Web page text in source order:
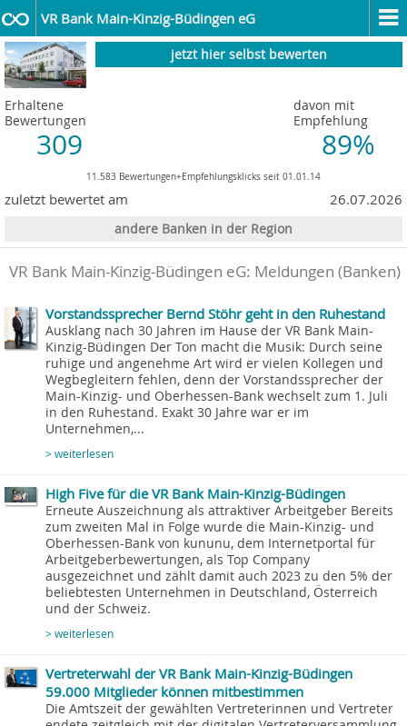
VR Bank Main-Kinzig-Büdingen eG
jetzt hier selbst bewerten
Erhaltene
Bewertungen
309
davon mit
Empfehlung
89%
11.583 Bewertungen+Empfehlungsklicks seit 01.01.14
zuletzt bewertet am 26.07.2026
andere Banken in der Region
VR Bank Main-Kinzig-Büdingen eG: Meldungen (Banken)
Vorstandssprecher Bernd Stöhr geht in den Ruhestand
Ausklang nach 30 Jahren im Hause der VR Bank Main-
Kinzig-Büdingen Der Ton macht die Musik: Durch seine
ruhige und angenehme Art wird er vielen Kollegen und
Wegbegleitern fehlen, denn der Vorstandssprecher der
Main-Kinzig- und Oberhessen-Bank wechselt zum 1. Juli
in den Ruhestand. Exakt 30 Jahre war er im
Unternehmen,...
> weiterlesen
High Five für die VR Bank Main-Kinzig-Büdingen
Erneute Auszeichnung als attraktiver Arbeitgeber Bereits
zum zweiten Mal in Folge wurde die Main-Kinzig- und
Oberhessen-Bank von kununu, dem Internetportal für
Arbeitgeberbewertungen, als Top Company
ausgezeichnet und zählt damit auch 2023 zu den 5% der
beliebtesten Unternehmen in Deutschland, Österreich
und der Schweiz.
> weiterlesen
Vertreterwahl der VR Bank Main-Kinzig-Büdingen
59.000 Mitglieder können mitbestimmen
Die Amtszeit der gewählten Vertreterinnen und Vertreter